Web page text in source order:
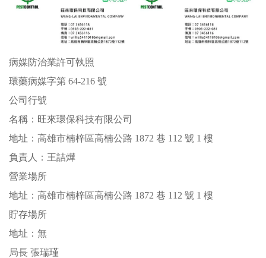
病媒防治業許可執照
環藥病媒字第 64-216 號
公司行號
名稱：旺來環保科技有限公司
地址：高雄市楠梓區高楠公路 1872 巷 112 號 1 樓
負責人：王詰燁
營業場所
地址：高雄市楠梓區高楠公路 1872 巷 112 號 1 樓
貯存場所
地址：無
局長 張瑞瑾